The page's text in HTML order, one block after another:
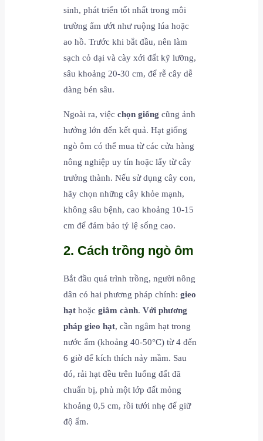
sinh, phát triển tốt nhất trong môi
trường ẩm ướt như ruộng lúa hoặc
ao hồ. Trước khi bắt đầu, nên làm
sạch cỏ dại và cày xới đất kỹ lưỡng,
sâu khoảng 20-30 cm, để rễ cây dễ
dàng bén sâu.
Ngoài ra, việcchọn giống cũng ảnh
hưởng lớn đến kết quả. Hạt giống
ngò ôm có thể mua từ các cửa hàng
nông nghiệp uy tín hoặc lấy từ cây
trưởng thành. Nếu sử dụng cây con,
hãy chọn những cây khỏe mạnh,
không sâu bệnh, cao khoảng 10-15
cm để đảm bảo tỷ lệ sống cao.
2. Cách trồng ngò ôm
Bắt đầu quá trình trồng, người nông
dân có hai phương pháp chính:gieo
hạt hoặcgiâm cành.Với phương
pháp gieo hạt, cần ngâm hạt trong
nước ấm (khoảng 40-50°C) từ 4 đến
6 giờ để kích thích nảy mầm. Sau
đó, rải hạt đều trên luống đất đã
chuẩn bị, phủ một lớp đất mỏng
khoảng 0,5 cm, rồi tưới nhẹ để giữ
độ ẩm.